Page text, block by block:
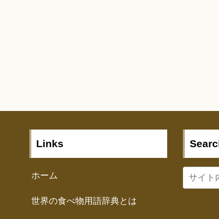
Links
ホーム
世界の食べ物用語辞典とは